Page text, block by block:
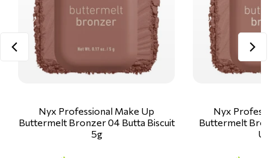
Nyx Professional Make Up
Buttermelt Bronzer 04 Butta Biscuit
5g
Nyx
Buttermelt